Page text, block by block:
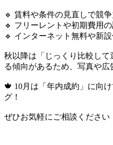
🔹 賃料や条件の見直しで競
🔹 フリーレントや初期費用
🔹 インターネット無料や新
秋以降は「じっくり比較して
る傾向があるため、写真や広
🍁 10月は「年内成約」に向
グ！
ぜひお気軽にご相談ください